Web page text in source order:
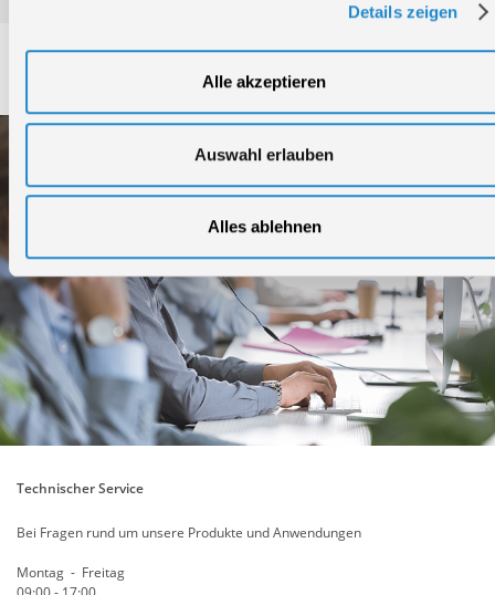
Details zeigen
Alle akzeptieren
Auswahl erlauben
Alles ablehnen
Service
Technischer Service
Bei Fragen rund um unsere Produkte und Anwendungen
Montag - Freitag